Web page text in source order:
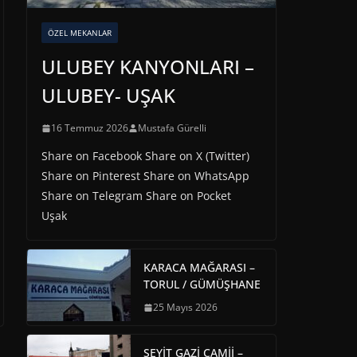
ÖZEL MEKANLAR
ULUBEY KANYONLARI –
ULUBEY- UŞAK
16 Temmuz 2026 Mustafa Gürelli
Share on Facebook Share on X (Twitter)
Share on Pinterest Share on WhatsApp
Share on Telegram Share on Pocket
Uşak
KARACA MAĞARASI –
TORUL / GÜMÜŞHANE
25 Mayıs 2026
SEYİT GAZİ CAMİİ –